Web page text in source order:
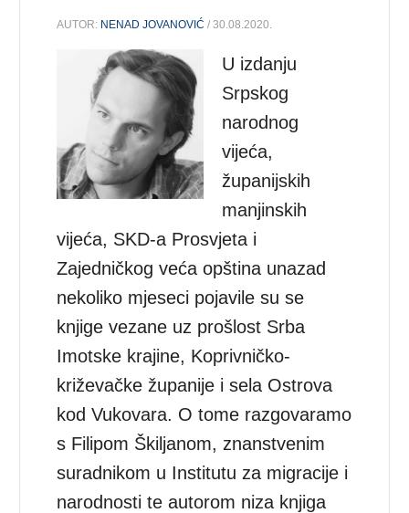
AUTOR: NENAD JOVANOVIĆ / 30.08.2020.
U izdanju
Srpskog
narodnog
vijeća,
županijskih
manjinskih
vijeća, SKD-a Prosvjeta i
Zajedničkog veća opština unazad
nekoliko mjeseci pojavile su se
knjige vezane uz prošlost Srba
Imotske krajine, Koprivničko-
križevačke županije i sela Ostrova
kod Vukovara. O tome razgovaramo
s Filipom Škiljanom, znanstvenim
suradnikom u Institutu za migracije i
narodnosti te autorom niza knjiga